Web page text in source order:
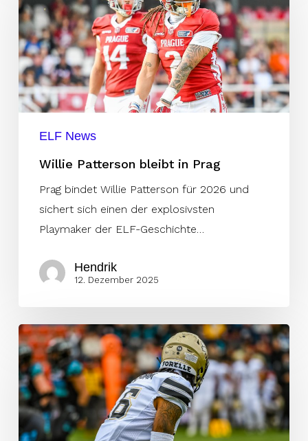
bleibt
in
Prag
ELF News
Willie Patterson bleibt in Prag
Prag bindet Willie Patterson für 2026 und
sichert sich einen der explosivsten
Playmaker der ELF-Geschichte…
Hendrik
12. Dezember 2025
Thunder
verlängert
mit
Niklas
Schumm